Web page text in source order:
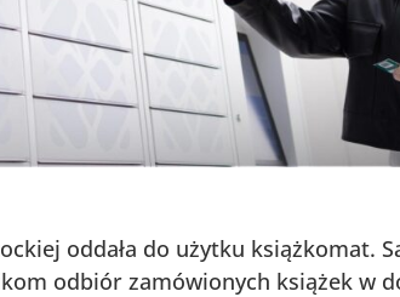
oddała do użytku książkomat.
odbiór zamówionych książek w